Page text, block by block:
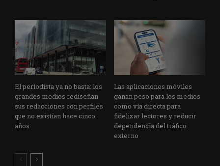
El periodista ya no basta: los
grandes medios rediseñan
sus redacciones con perfiles
que no existían hace cinco
años
Las aplicaciones móviles
ganan peso para los medios
como vía directa para
fidelizar lectores y reducir
dependencia del tráfico
externo